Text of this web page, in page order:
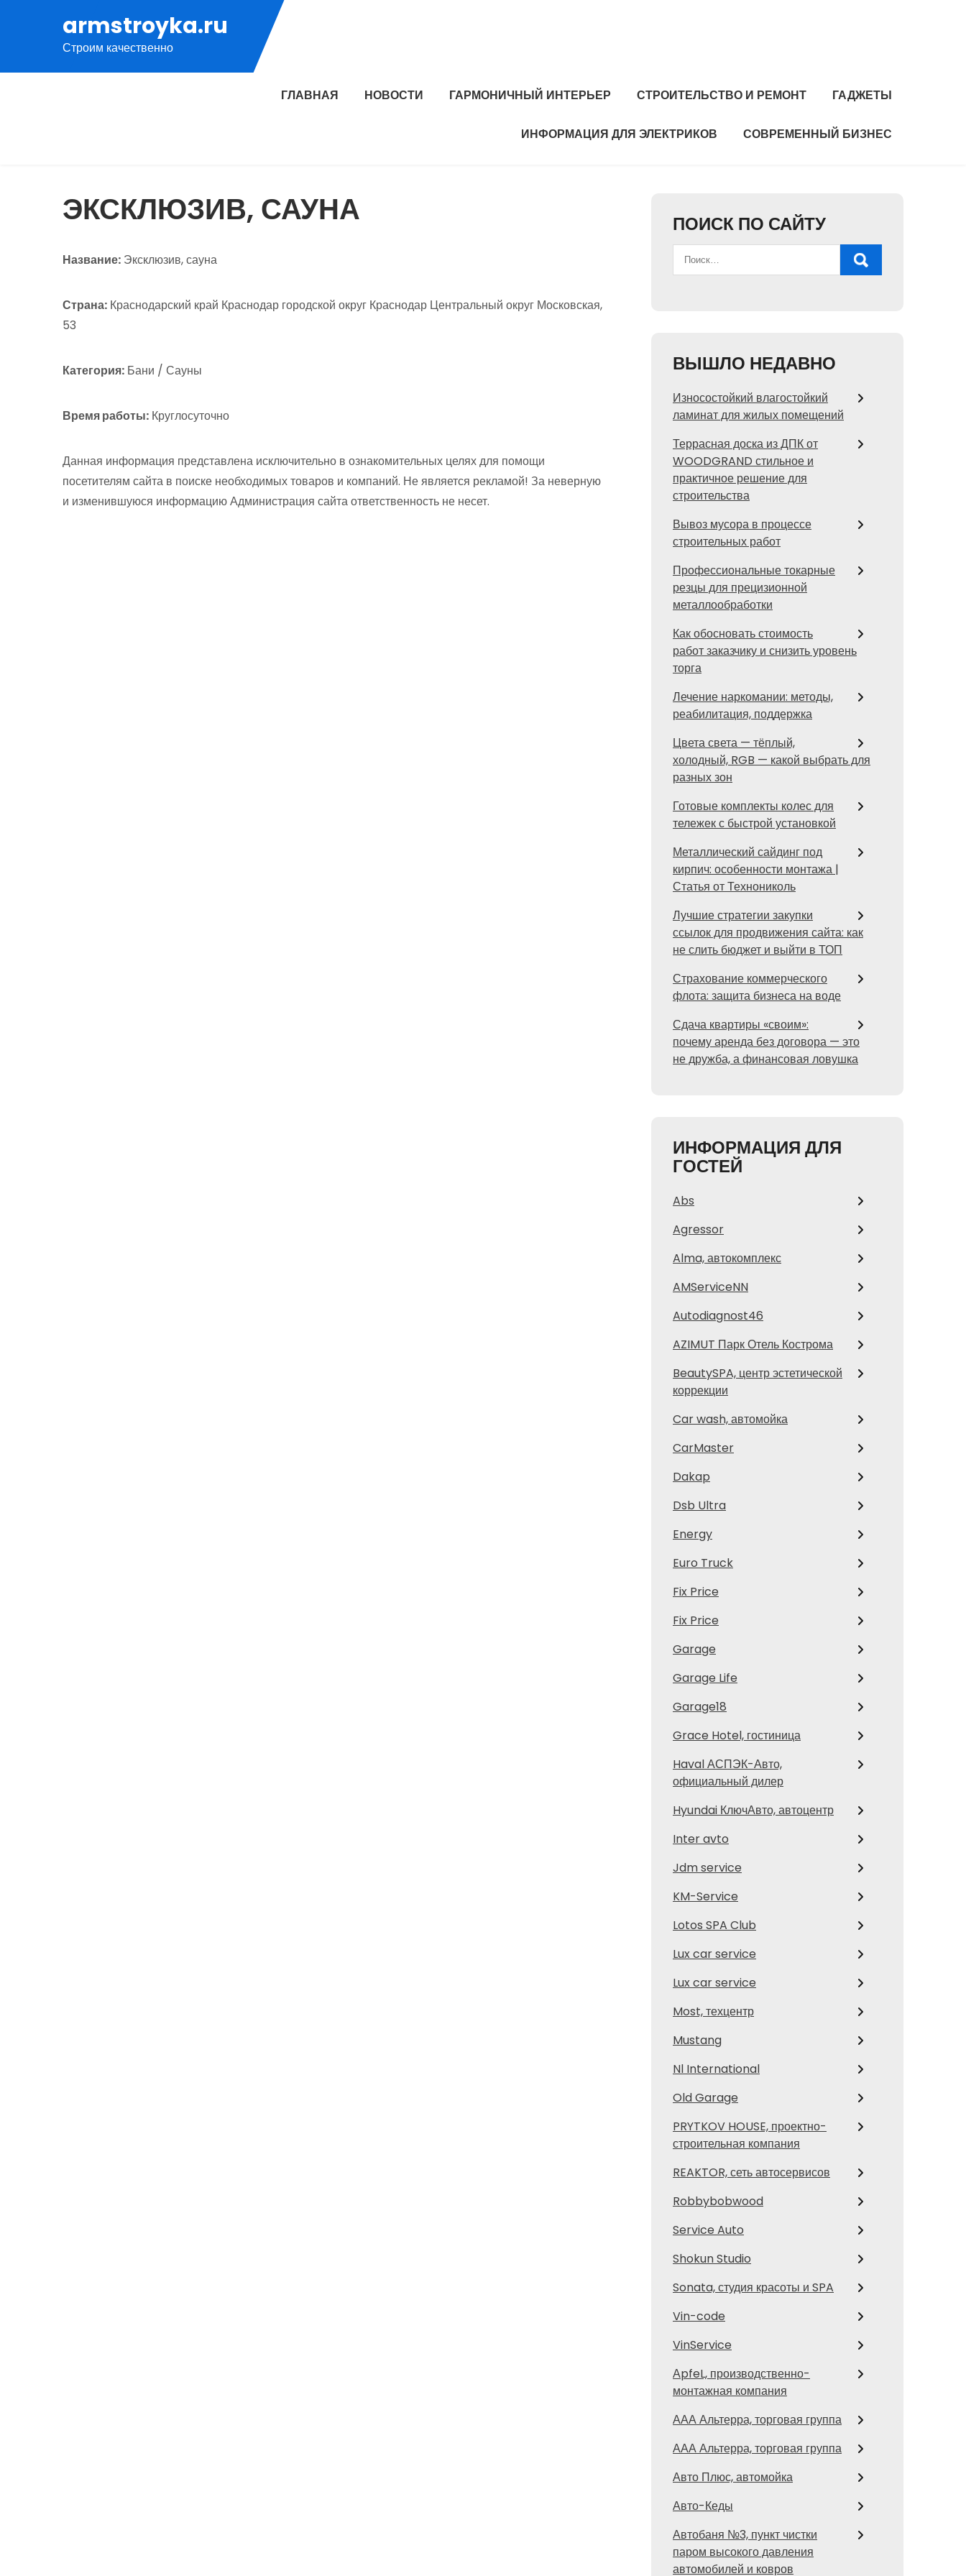
содержимому
armstroyka.ru
Строим качественно
ГЛАВНАЯ НОВОСТИ ГАРМОНИЧНЫЙ ИНТЕРЬЕР СТРОИТЕЛЬСТВО И РЕМОНТ ГАДЖЕТЫ
ИНФОРМАЦИЯ ДЛЯ ЭЛЕКТРИКОВ СОВРЕМЕННЫЙ БИЗНЕС
ЭКСКЛЮЗИВ, САУНА
Название: Эксклюзив, сауна
Страна: Краснодарский край Краснодар городской округ Краснодар Центральный округ Московская,
53
Категория: Бани / Сауны
Время работы: Круглосуточно
Данная информация представлена исключительно в ознакомительных целях для помощи
посетителям сайта в поиске необходимых товаров и компаний. Не является рекламой! За неверную
и изменившуюся информацию Администрация сайта ответственность не несет.
ПОИСК ПО САЙТУ
ВЫШЛО НЕДАВНО
Износостойкий влагостойкий
ламинат для жилых помещений
Террасная доска из ДПК от
WOODGRAND стильное и
практичное решение для
строительства
Вывоз мусора в процессе
строительных работ
Профессиональные токарные
резцы для прецизионной
металлообработки
Как обосновать стоимость
работ заказчику и снизить уровень
торга
Лечение наркомании: методы,
реабилитация, поддержка
Цвета света — тёплый,
холодный, RGB — какой выбрать для
разных зон
Готовые комплекты колес для
тележек с быстрой установкой
Металлический сайдинг под
кирпич: особенности монтажа |
Статья от Технониколь
Лучшие стратегии закупки
ссылок для продвижения сайта: как
не слить бюджет и выйти в ТОП
Страхование коммерческого
флота: защита бизнеса на воде
Сдача квартиры «своим»:
почему аренда без договора — это
не дружба, а финансовая ловушка
ИНФОРМАЦИЯ ДЛЯ
ГОСТЕЙ
Abs
Agressor
Alma, автокомплекс
AMServiceNN
Autodiagnost46
AZIMUT Парк Отель Кострома
BeautySPA, центр эстетической
коррекции
Car wash, автомойка
CarMaster
Dakap
Dsb Ultra
Energy
Euro Truck
Fix Price
Fix Price
Garage
Garage Life
Garage18
Grace Hotel, гостиница
Haval АСПЭК-Авто,
официальный дилер
Hyundai КлючАвто, автоцентр
Inter avto
Jdm service
KM-Service
Lotos SPA Club
Lux car service
Lux car service
Most, техцентр
Mustang
Nl International
Old Garage
PRYTKOV HOUSE, проектно-
строительная компания
REAKTOR, сеть автосервисов
Robbybobwood
Service Auto
Shokun Studio
Sonata, студия красоты и SPA
Vin-code
VinService
АpfeL, производственно-
монтажная компания
ААА Альтерра, торговая группа
ААА Альтерра, торговая группа
Авто Плюс, автомойка
Авто-Кеды
Автобаня №3, пункт чистки
паром высокого давления
автомобилей и ковров